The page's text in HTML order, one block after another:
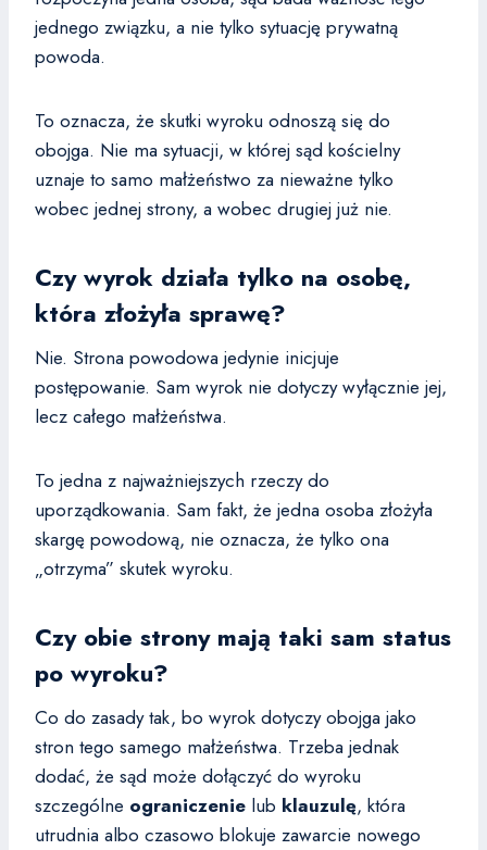
jednego związku, a nie tylko sytuację prywatną
powoda.
To oznacza, że skutki wyroku odnoszą się do
obojga. Nie ma sytuacji, w której sąd kościelny
uznaje to samo małżeństwo za nieważne tylko
wobec jednej strony, a wobec drugiej już nie.
Czy wyrok działa tylko na osobę,
która złożyła sprawę?
Nie. Strona powodowa jedynie inicjuje
postępowanie. Sam wyrok nie dotyczy wyłącznie jej,
lecz całego małżeństwa.
To jedna z najważniejszych rzeczy do
uporządkowania. Sam fakt, że jedna osoba złożyła
skargę powodową, nie oznacza, że tylko ona
„otrzyma” skutek wyroku.
Czy obie strony mają taki sam status
po wyroku?
Co do zasady tak, bo wyrok dotyczy obojga jako
stron tego samego małżeństwa. Trzeba jednak
dodać, że sąd może dołączyć do wyroku
szczególne ograniczenie lub klauzulę, która
utrudnia albo czasowo blokuje zawarcie nowego